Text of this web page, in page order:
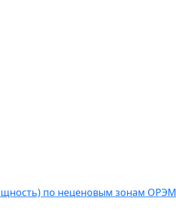
по неценовым зонам ОРЭМ